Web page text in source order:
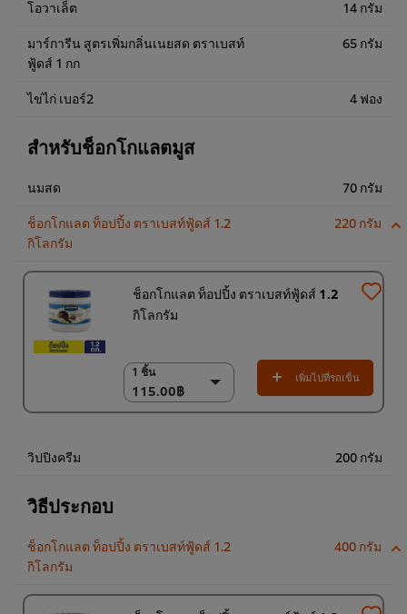
โอวาเล็ต 14 กรัม
มาร์การีน สูตรเพิ่มกลิ่นเนยสด ตราเบสท์
ฟู้ดส์ 1 กก
65 กรัม
ไข่ไก่ เบอร์2 4 ฟอง
สำหรับช็อกโกแลตมูส
นมสด 70 กรัม
ช็อกโกแลต ท็อปปิ้ง ตราเบสท์ฟู้ดส์ 1.2
กิโลกรัม
220 กรัม
ช็อกโกแลต ท็อปปิ้ง ตราเบสท์ฟู้ดส์ 1.2
กิโลกรัม
1 ชิ้น
115.00฿
1 ชิ้น
115.00฿
(ราคาพิเศษ) แพ็ค 6
เพิ่มไปที่รถเข็น
วิปปิงครีม 200 กรัม
วิธีประกอบ
ช็อกโกแลต ท็อปปิ้ง ตราเบสท์ฟู้ดส์ 1.2
กิโลกรัม
400 กรัม